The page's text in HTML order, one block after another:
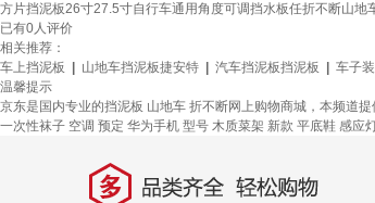
方片挡泥板26寸27.5寸自行车通用角度可调挡水板任折不断山地
已有0人评价
相关推荐：
车上挡泥板
山地车挡泥板捷安特 汽车挡泥板挡泥板 车子
温馨提示
京东是国内专业的挡泥板 山地车 折不断网上购物商城，本频道
一次性袜子 空调 预定 华为手机 型号 木质菜架 新款 平底鞋 感应
多 品类齐全，轻松购物